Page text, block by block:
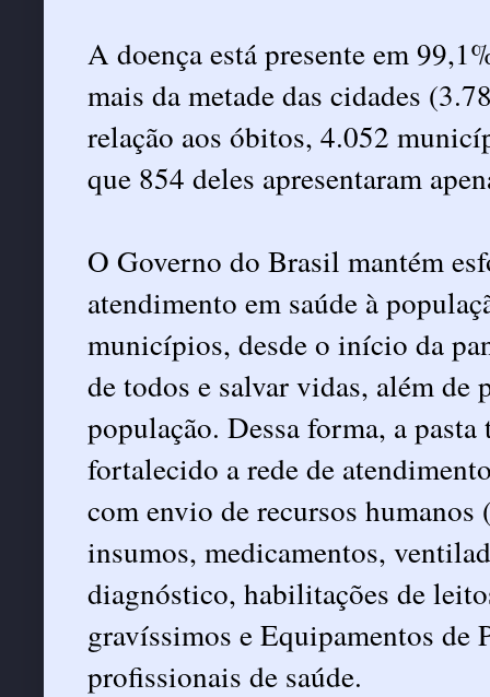
A doença está presente em
mais da metade das cidades
relação aos óbitos, 4.052
que 854 deles apresentaram
O Governo do Brasil mantém
atendimento em saúde à
municípios, desde o início da
de todos e salvar vidas, além de
população. Dessa forma, a pasta
fortalecido a rede de
com envio de recursos
insumos, medicamentos,
diagnóstico, habilitações de
gravíssimos e Equipamentos
profissionais de saúde.